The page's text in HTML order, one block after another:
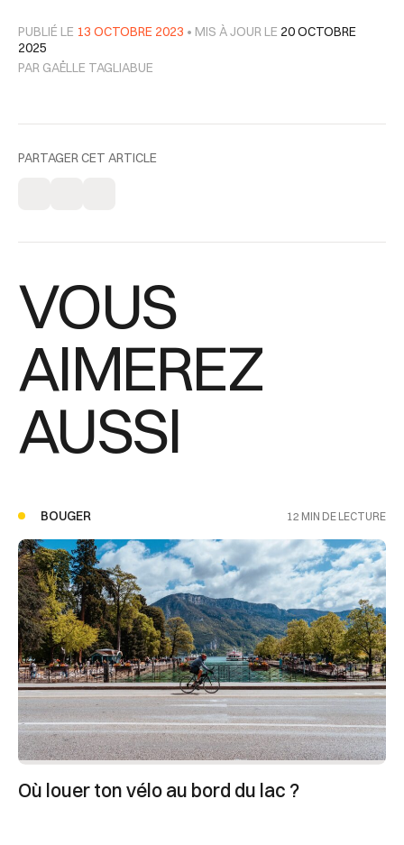
PUBLIÉ LE 13 OCTOBRE 2023 • MIS À JOUR LE 20 OCTOBRE
2025
PAR GAËLLE TAGLIABUE
PARTAGER CET ARTICLE
VOUS
AIMEREZ
AUSSI
BOUGER 12 MIN DE LECTURE
Où louer ton vélo au bord du lac ?